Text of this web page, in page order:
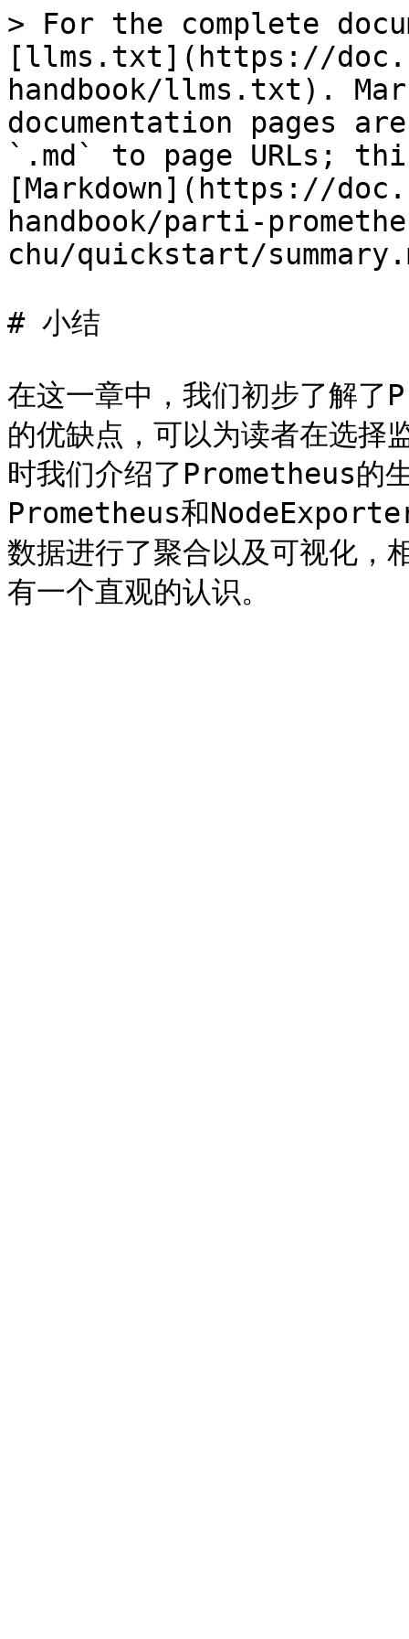
> For the complete
[llms.txt](https://
handbook/llms.txt).
documentation pages
`.md` to page URLs;
[Markdown](https://
handbook/parti-
chu/quickstart/
# 小结
在这一章中，我们初步了解
的优缺点，可以为读者在选择
时我们介绍了Prometheus的
Prometheus和
数据进行了聚合以及可视化